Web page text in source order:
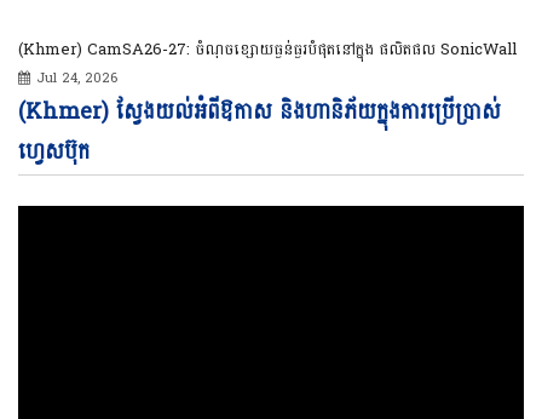
(Khmer) CamSA26-27: ចំណុចខ្សោយធ្ងន់ធ្ងរបំផុតនៅក្នុង ផលិតផល SonicWall
Jul 24, 2026
(Khmer) ស្វែងយល់អំពីឱកាស និងហានិភ័យក្នុងការប្រើប្រាស់
ហ្វេសប៊ុក